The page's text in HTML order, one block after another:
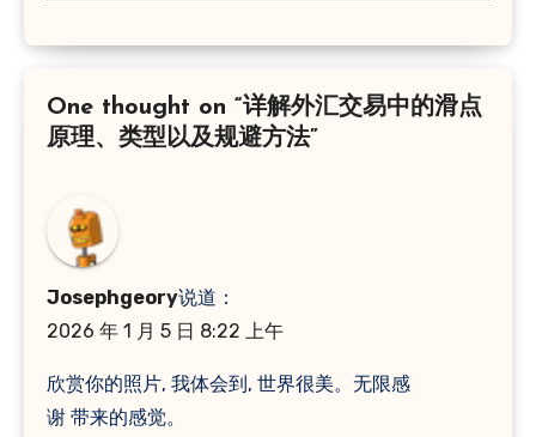
One thought on “详解外汇交易中的滑点
原理、类型以及规避方法”
Josephgeory说道：
2026 年 1 月 5 日 8:22 上午
欣赏你的照片, 我体会到, 世界很美。无限感
谢 带来的感觉。